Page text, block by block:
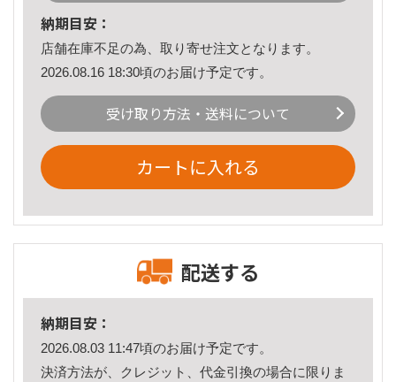
納期目安：
店舗在庫不足の為、取り寄せ注文となります。
2026.08.16 18:30頃のお届け予定です。
受け取り方法・送料について
カートに入れる
配送する
納期目安：
2026.08.03 11:47頃のお届け予定です。
決済方法が、クレジット、代金引換の場合に限りま